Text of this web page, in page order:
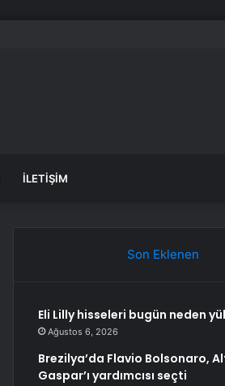
İLETIŞIM
Son Eklenen
Eli Lilly hisseleri bugün neden
Ağustos 6, 2026
Brezilya’da Flavio Bolsonaro,
Gaspar’ı yardımcısı seçti